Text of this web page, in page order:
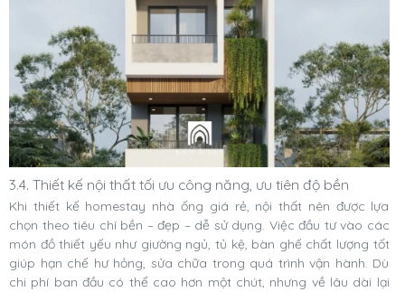
3.4. Thiết kế nội thất tối ưu công năng, ưu tiên độ bền
Khi thiết kế homestay nhà ống giá rẻ, nội thất nên được lựa
chọn theo tiêu chí bền – đẹp – dễ sử dụng. Việc đầu tư vào các
món đồ thiết yếu như giường ngủ, tủ kệ, bàn ghế chất lượng tốt
giúp hạn chế hư hỏng, sửa chữa trong quá trình vận hành. Dù
chi phí ban đầu có thể cao hơn một chút, nhưng về lâu dài lại